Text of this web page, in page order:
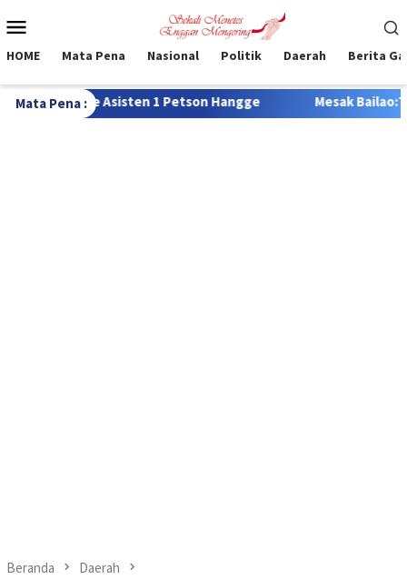
ke
Mobile
HOME Mata Pena Nasional Politik Daerah Berita
Mata Pena :
1 Petson Hangge Mesak Bailao:Tidak Mau Banyak
Beranda Daerah